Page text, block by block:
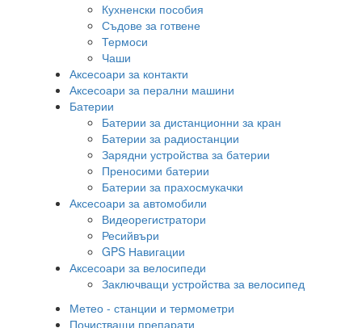
Кухненски пособия
Съдове за готвене
Термоси
Чаши
Аксесоари за контакти
Аксесоари за перални машини
Батерии
Батерии за дистанционни за кран
Батерии за радиостанции
Зарядни устройства за батерии
Преносими батерии
Батерии за прахосмукачки
Аксесоари за автомобили
Видеорегистратори
Ресийвъри
GPS Навигации
Аксесоари за велосипеди
Заключващи устройства за велосипед
Метео - станции и термометри
Почистващи препарати